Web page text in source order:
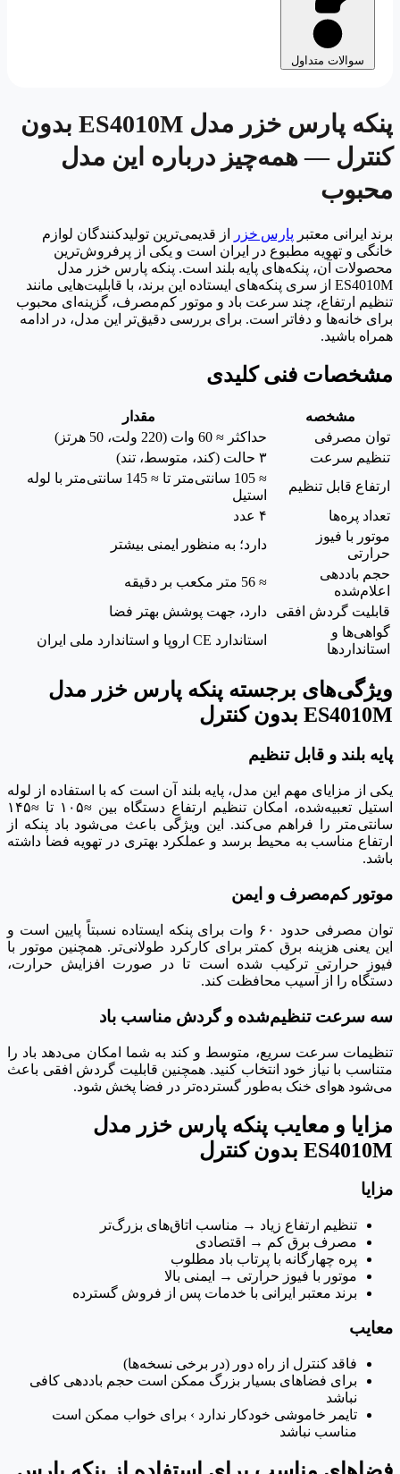
سوالات متداول
پنکه پارس خزر مدل ES4010M بدون
کنترل — همه‌چیز درباره این مدل
محبوب
برند ایرانی معتبر پارس خزر
از قدیمی‌ترین تولیدکنندگان لوازم
خانگی و تهویه مطبوع در ایران است و یکی از پرفروش‌ترین
محصولات آن، پنکه‌های پایه بلند است. پنکه پارس خزر مدل
ES4010M از سری پنکه‌های ایستاده این برند، با قابلیت‌هایی مانند
تنظیم ارتفاع، چند سرعت باد و موتور کم‌مصرف، گزینه‌ای محبوب
برای خانه‌ها و دفاتر است. برای بررسی دقیق‌تر این مدل، در ادامه
همراه باشید.
مشخصات فنی کلیدی
مشخصه
مقدار
توان مصرفی
حداکثر ≈ 60 وات (220 ولت، 50 هرتز)
تنظیم سرعت
۳ حالت (کند، متوسط، تند)
ارتفاع قابل تنظیم
≈ 105 سانتی‌متر تا ≈ 145 سانتی‌متر با لوله
استیل
تعداد پره‌ها
۴ عدد
موتور با فیوز
حرارتی
دارد؛ به منظور ایمنی بیشتر
حجم باددهی
اعلام‌شده
≈ 56 متر مکعب بر دقیقه
قابلیت گردش افقی
دارد، جهت پوشش بهتر فضا
گواهی‌ها و
استانداردها
استاندارد CE اروپا و استاندارد ملی ایران
ویژگی‌های برجسته پنکه پارس خزر مدل
ES4010M بدون کنترل
پایه بلند و قابل تنظیم
یکی از مزایای مهم این مدل، پایه بلند آن است که با استفاده از لوله
استیل تعبیه‌شده، امکان تنظیم ارتفاع دستگاه بین ≈۱۰۵ تا ≈۱۴۵
سانتی‌متر را فراهم می‌کند. این ویژگی باعث می‌شود باد پنکه از
ارتفاع مناسب به محیط برسد و عملکرد بهتری در تهویه فضا داشته
باشد.
موتور کم‌مصرف و ایمن
توان مصرفی حدود ۶۰ وات برای پنکه ایستاده نسبتاً پایین است و
این یعنی هزینه برق کمتر برای کارکرد طولانی‌تر. همچنین موتور با
فیوز حرارتی ترکیب شده است تا در صورت افزایش حرارت،
دستگاه را از آسیب محافظت کند.
سه سرعت تنظیم‌شده و گردش مناسب باد
تنظیمات سرعت سریع، متوسط و کند به شما امکان می‌دهد باد را
متناسب با نیاز خود انتخاب کنید. همچنین قابلیت گردش افقی باعث
می‌شود هوای خنک به‌طور گسترده‌تر در فضا پخش شود.
مزایا و معایب پنکه پارس خزر مدل
ES4010M بدون کنترل
مزایا
تنظیم ارتفاع زیاد → مناسب اتاق‌های بزرگ‌تر
مصرف برق کم → اقتصادی
پره چهارگانه با پرتاب باد مطلوب
موتور با فیوز حرارتی → ایمنی بالا
برند معتبر ایرانی با خدمات پس از فروش گسترده
معایب
فاقد کنترل از راه دور (در برخی نسخه‌ها)
برای فضاهای بسیار بزرگ ممکن است حجم باددهی کافی
نباشد
تایمر خاموشی خودکار ندارد › برای خواب ممکن است
مناسب نباشد